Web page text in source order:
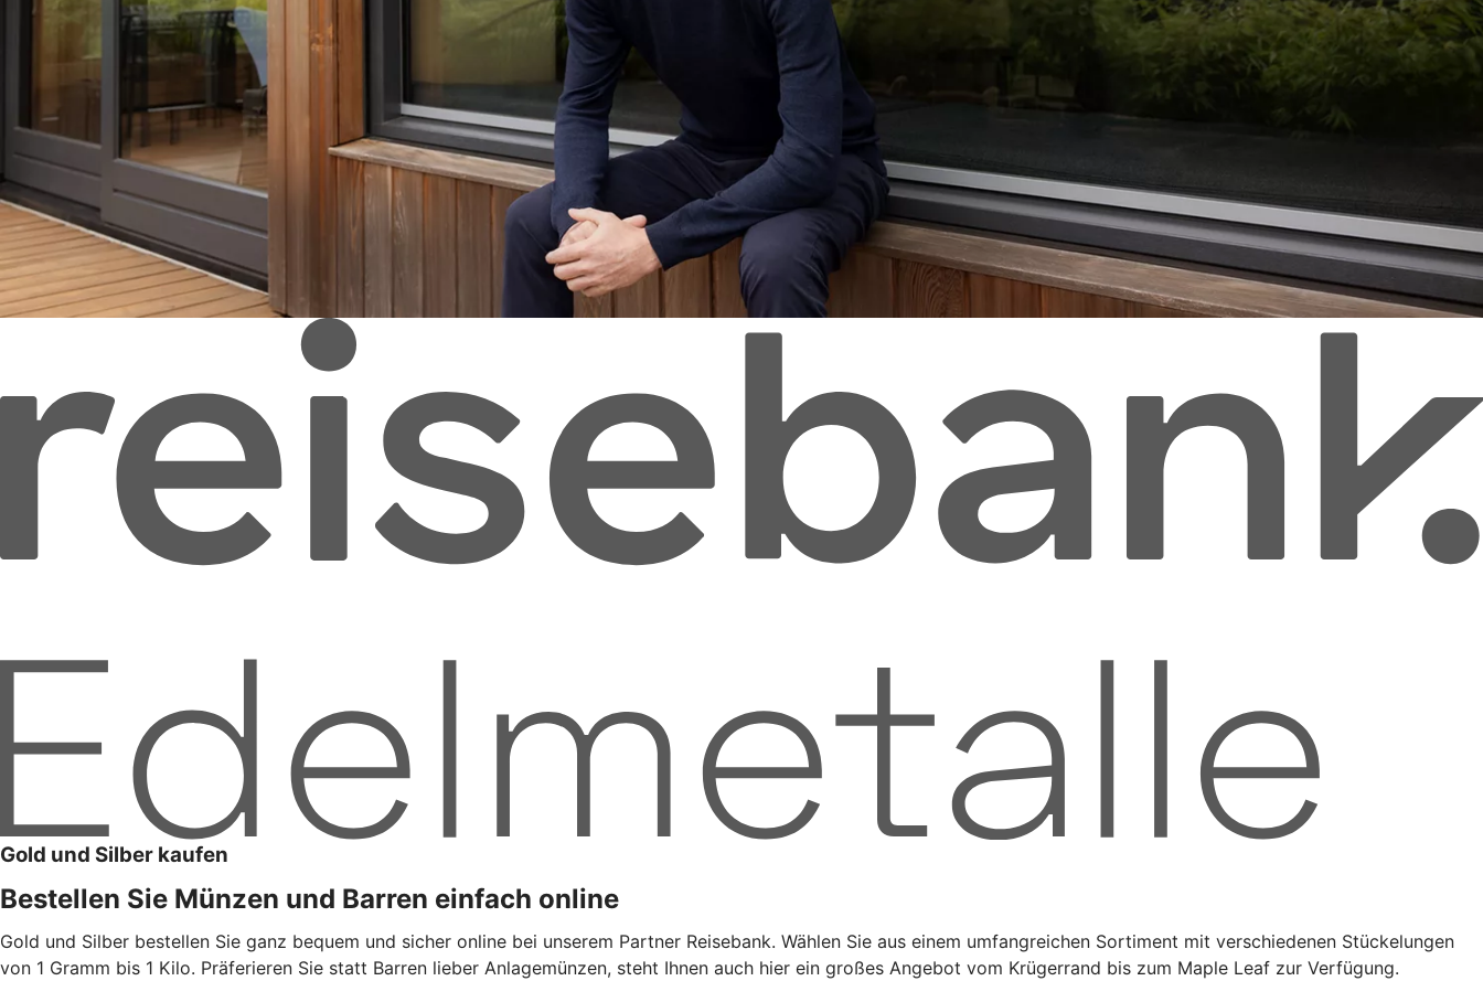
Gold und Silber kaufen
Bestellen Sie Münzen und Barren einfach online
Gold und Silber bestellen Sie ganz bequem und sicher online bei unserem Partner Reisebank. Wählen Sie aus einem umfangreichen Sortiment mit verschiedenen Stückelungen
von 1 Gramm bis 1 Kilo. Präferieren Sie statt Barren lieber Anlagemünzen, steht Ihnen auch hier ein großes Angebot vom Krügerrand bis zum Maple Leaf zur Verfügung.